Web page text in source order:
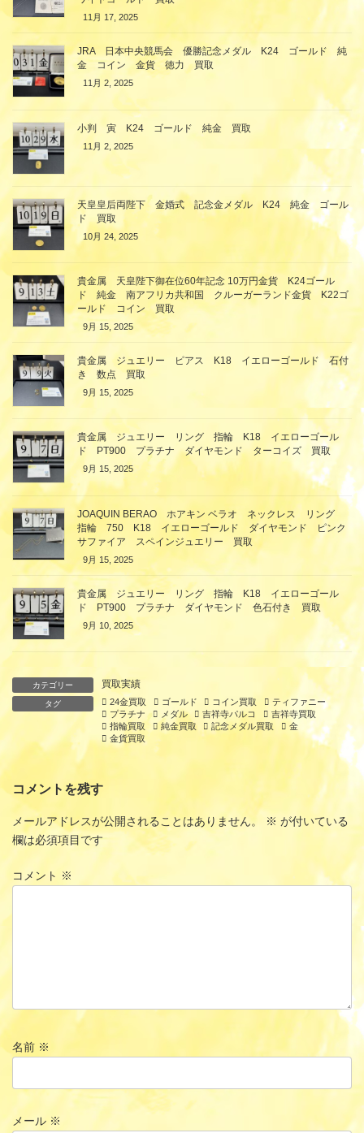
11月 17, 2025
JRA 日本中央競馬会 優勝記念メダル K24 ゴールド 純
金 コイン 金貨 徳力 買取
11月 2, 2025
小判 寅 K24 ゴールド 純金 買取
11月 2, 2025
天皇皇后両陛下 金婚式 記念金メダル K24 純金 ゴール
ド 買取
10月 24, 2025
貴金属 天皇陛下御在位60年記念 10万円金貨 K24ゴール
ド 純金 南アフリカ共和国 クルーガーランド金貨 K22ゴ
ールド コイン 買取
9月 15, 2025
貴金属 ジュエリー ピアス K18 イエローゴールド 石付
き 数点 買取
9月 15, 2025
貴金属 ジュエリー リング 指輪 K18 イエローゴール
ド PT900 プラチナ ダイヤモンド ターコイズ 買取
9月 15, 2025
JOAQUIN BERAO ホアキン ベラオ ネックレス リング
指輪 750 K18 イエローゴールド ダイヤモンド ピンク
サファイア スペインジュエリー 買取
9月 15, 2025
貴金属 ジュエリー リング 指輪 K18 イエローゴール
ド PT900 プラチナ ダイヤモンド 色石付き 買取
9月 10, 2025
カテゴリー 買取実績
タグ 24金買取 ゴールド コイン買取
ティファニー
プラチナ
メダル 吉祥寺パルコ
吉祥寺買取
指輪買取
純金買取 記念メダル買取
金
金貨買取
コメントを残す
メールアドレスが公開されることはありません。 ※ が付いている
欄は必須項目です
コメント ※
名前 ※
メール ※